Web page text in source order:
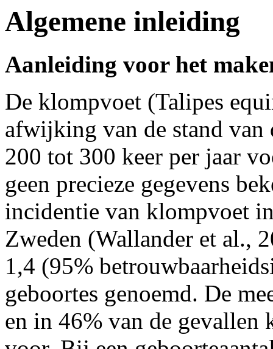
Algemene inleiding
Aanleiding voor het
De klompvoet (Talipes
afwijking van de stand
200 tot 300 keer per jaar
geen precieze gegevens
incidentie van klompvoet
Zweden (Wallander et al.,
1,4 (95%
geboortes genoemd. De
en in 46% van de gevallen